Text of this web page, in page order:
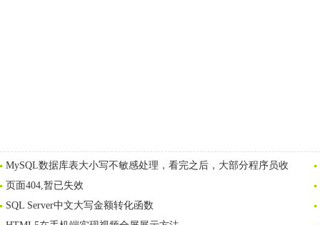
MySQL数据库表大小写不敏感处理，看完之后，大部分程序员收
页面404,暂已失效
SQL Server中文大写金额转化函数